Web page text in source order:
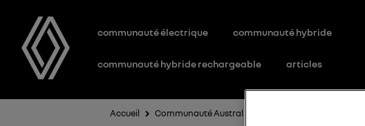
communauté électrique communauté hybride
communauté hybride rechargeable articles
Accueil Communauté Austral E-Tech full hybrid